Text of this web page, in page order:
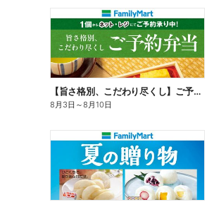
【旨さ格別、こだわり尽くし】ご予約弁当
8月3日 ～8月10日